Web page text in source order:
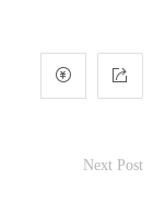
Next Post